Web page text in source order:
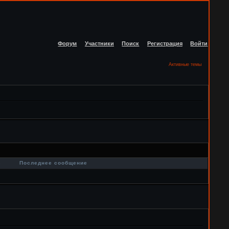
Форум Участники Поиск Регистрация Войти
Активные темы
Последнее сообщение